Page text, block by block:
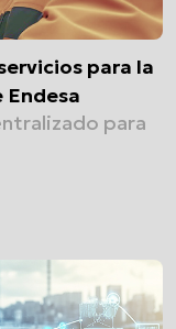
para la
para